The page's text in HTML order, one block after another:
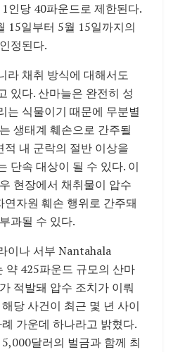
인당 40파운드로 제한된다.
15일부터 5월 15일까지의
정된다.
라 채취 방식에 대해서도
있다. 산마늘은 완전히 성
는 식물이기 때문에 무분별
생태계 훼손으로 간주될
내 군락의 절반 이상을
단속 대상이 될 수 있다. 이
현장에서 채취물이 압수
자원 훼손 행위로 간주돼
과될 수 있다.
이나 서부 Nantahala
약 425파운드 규모의 산마
적발돼 압수 조치가 이뤄
당 사건이 최근 몇 년 사이
가운데 하나라고 밝혔다.
달러의 벌금과 함께 최